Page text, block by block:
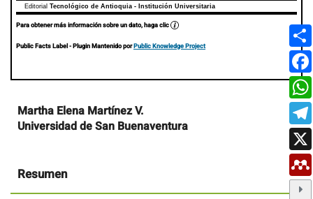
Editorial Tecnológico de Antioquia - Institución Universitaria
Para obtener más información sobre un dato, haga clic
Public Facts Label- Plugin Mantenido porPublic Knowledge Project
Contenido
principal
del
Martha Elena Martínez V.
Universidad de San Buenaventura
Resumen